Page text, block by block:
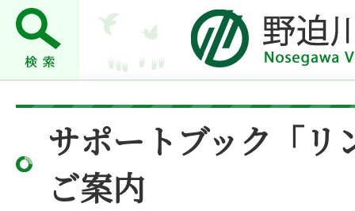
サポートブック「リ
ご案内